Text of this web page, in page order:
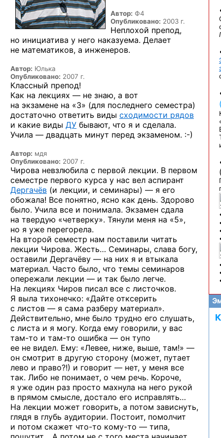
Автор: Ф4
Опубликовано: 2003 г.
Неплохой препод,
но инициатива у него наказуема. Делает
не математиков, а инженеров.
Автор: Юлька
Опубликовано: 2007 г.
Классный препод!
Как на лекциях — не знаю, а вот
на экзамене на «3» (для последнего семестра)
достаточно ответить виды сходимости рядов
и какие виды ДУ бывают, что я и сделала.
Учила — двадцать минут перед экзаменом. :-)
Автор: мдя
Опубликовано: 2007 г.
Чирова невзлюбила с первой лекции. В первом
семестре первого курса у нас вел аспирант
Дергачёв (и лекции, и семинары) — я его
обожала! Все понятно, ясно как день. Здорово
было. Учила все и понимала. Экзамен сдала
на твердую «четверку». Тянули меня на «5»,
но я уже перегорела.
На второй семестр нам поставили читать
лекции Чирова. Жесть… Семинары, слава богу,
оставили Дергачёву — на них я и втыкала
материал. Часто было, что темы семинаров
опережали лекции — и так было легче.
На лекциях Чиров писал все с листочков.
Я выла тихонечко: «Дайте отксерить
с листов — я сама разберу материал».
Действительно, мне было трудно его слушать,
с листа и я могу. Когда ему говорили, у вас
там-то и там-то ошибка — он тупо
ее не видел. Ему: «Левее, ниже, выше, там!» —
он смотрит в другую сторону (может, путает
лево и право?!) и говорит — нет, у меня все
так. Либо не понимает, о чем речь. Короче,
я уже один раз просто махнула на него рукой
в прямом смысле, достало его исправлять…
На лекции может говорить, а потом зависнуть,
глядя в глубь аудитории. Постоит, помолчит
и потом скажет что-то кому-то — типа,